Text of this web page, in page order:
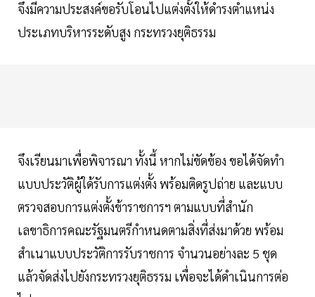
จึงมีความประสงค์ขอรับโอนไปแต่งตั้งให้ดำรงตำแหน่ง
ประเภทบริหารระดับสูง กระทรวงยุติธรรม
จึงเรียนมาเพื่อพิจารณา ทั้งนี้ หากไม่ขัดข้อง ขอได้จัดทำ
แบบประวัติผู้ใด้รับการแต่งตั้ง พร้อมติดรูปถ่าย และแบบ
ตรวจสอบการแต่งตั้งข้าราชการฯ ตามแบบที่สำนัก
เลขาธิการคณะรัฐมนตรีกำหนดตามสิ่งที่ส่งมาด้วย พร้อม
สำเนาแบบประวัติการรับราชการ จำนวนอย่างละ 5 ชุด
แล้วจัดส่งไปยังกระทรวงยุติธรรม เพื่อจะได้ดำเนินการต่อ